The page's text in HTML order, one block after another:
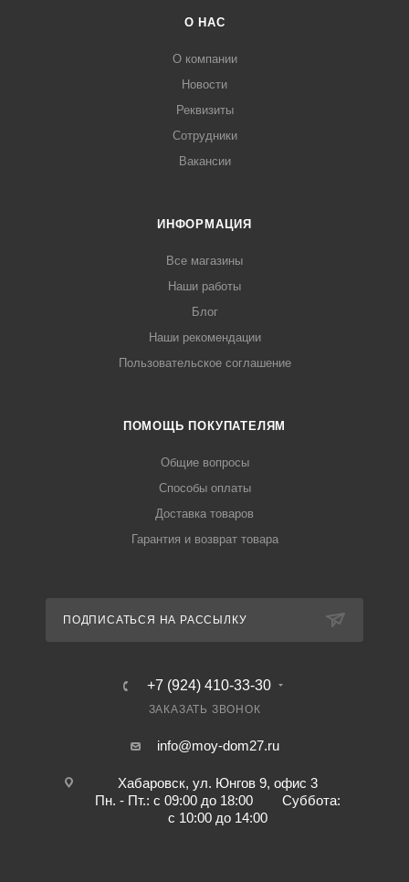
О НАС
О компании
Новости
Реквизиты
Сотрудники
Вакансии
ИНФОРМАЦИЯ
Все магазины
Наши работы
Блог
Наши рекомендации
Пользовательское соглашение
ПОМОЩЬ ПОКУПАТЕЛЯМ
Общие вопросы
Способы оплаты
Доставка товаров
Гарантия и возврат товара
ПОДПИСАТЬСЯ НА РАССЫЛКУ
+7 (924) 410-33-30
ЗАКАЗАТЬ ЗВОНОК
info@moy-dom27.ru
Хабаровск, ул. Юнгов 9, офис 3
Пн. - Пт.: с 09:00 до 18:00 Суббота:
с 10:00 до 14:00